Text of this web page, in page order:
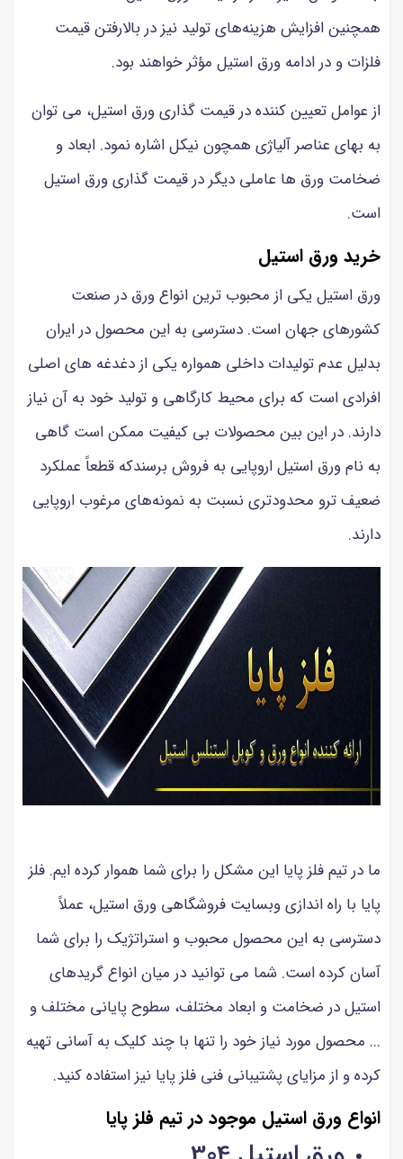
همچنین افزایش هزینه‌های تولید نیز در بالارفتن قیمت
فلزات و در ادامه ورق استیل مؤثر خواهند بود.
از عوامل تعیین کننده در قیمت گذاری ورق استیل، می توان
به بهای عناصر آلیاژی همچون نیکل اشاره نمود. ابعاد و
ضخامت ورق ها عاملی دیگر در قیمت گذاری ورق استیل
است.
خرید ورق استیل
ورق استیل یکی از محبوب ترین انواع ورق در صنعت
کشورهای جهان است. دسترسی به این محصول در ایران
بدلیل عدم تولیدات داخلی همواره یکی از دغدغه های اصلی
افرادی است که برای محیط کارگاهی و تولید خود به آن نیاز
دارند. در این بین محصولات بی کیفیت ممکن است گاهی
به نام ورق استیل اروپایی به فروش برسندکه قطعاً عملکرد
ضعیف ترو محدودتری نسبت به نمونه‌های مرغوب اروپایی
دارند.
ما در تیم فلز پایا این مشکل را برای شما هموار کرده ایم. فلز
پایا با راه اندازی وبسایت فروشگاهی ورق استیل، عملاً
دسترسی به این محصول محبوب و استراتژیک را برای شما
آسان کرده است. شما می توانید در میان انواع گریدهای
استیل در ضخامت و ابعاد مختلف، سطوح پایانی مختلف و
... محصول مورد نیاز خود را تنها با چند کلیک به آسانی تهیه
کرده و از مزایای پشتیبانی فنی فلز پایا نیز استفاده کنید.
انواع ورق استیل موجود در تیم فلز پایا